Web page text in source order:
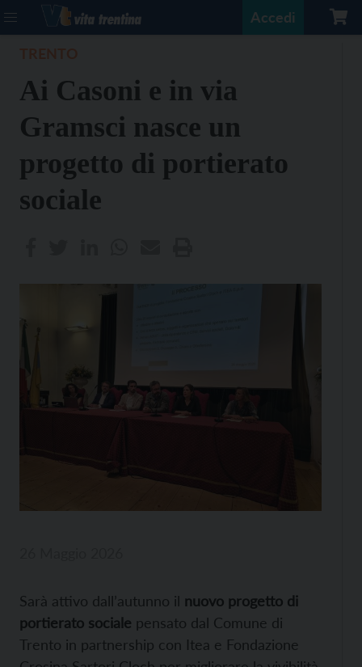
Accedi
Ai Casoni e in via
Gramsci nasce un
progetto di portierato
sociale
Sarà attivo dall’autunno il nuovo progetto di
portierato sociale pensato dal Comune di
Trento in partnership con Itea e Fondazione